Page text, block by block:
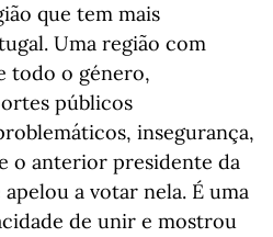
que tem mais
Uma região com
todo o género,
públicos
insegurança,
o anterior presidente da
a votar nela. É uma
de unir e mostrou